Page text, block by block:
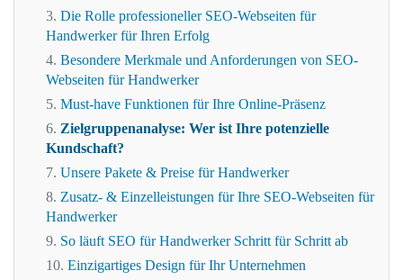
Die Rolle professioneller SEO-Webseiten für
Handwerker für Ihren Erfolg
Besondere Merkmale und Anforderungen von SEO-
Webseiten für Handwerker
Must-have Funktionen für Ihre Online-Präsenz
Zielgruppenanalyse: Wer ist Ihre potenzielle
Kundschaft?
Unsere Pakete & Preise für Handwerker
Zusatz- & Einzelleistungen für Ihre SEO-Webseiten für
Handwerker
So läuft SEO für Handwerker Schritt für Schritt ab
Einzigartiges Design für Ihr Unternehmen